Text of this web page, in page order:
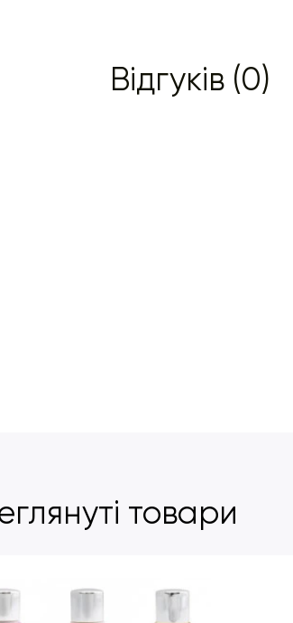
Відгуків (0)
товари